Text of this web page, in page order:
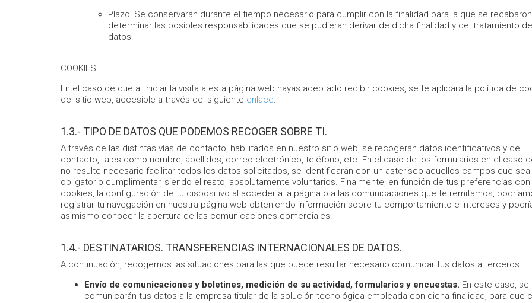
Plazo: Se conservarán durante el tiempo necesario para cumplir con la finalidad para la que se
determinar las posibles responsabilidades que se pudieran derivar de dicha finalidad y del tratamiento
datos.
COOKIES
En el caso de que al iniciar la visita a esta página web hayas aceptado recibir cookies, se te aplicará la política de
del sitio web, accesible a través del siguiente enlace.
1.3.- TIPO DE DATOS QUE PODEMOS RECOGER SOBRE TI.
A través de las distintas vías de contacto, habilitados en nuestro sitio web, se recogerán datos identificativos y de
contacto, tales como nombre, apellidos, correo electrónico, teléfono, etc. En el caso de los formularios en el caso
no resulte necesario facilitar todos los datos solicitados, se identificarán con un asterisco aquellos campos que sea
obligatorio cumplimentar, siendo el resto, absolutamente voluntarios. Finalmente, en función de tus preferencias con
cookies, la configuración de tu dispositivo al acceder a la página o a las comunicaciones que te remitamos,
registrar tu navegación en nuestra página web obteniendo información sobre tu comportamiento e intereses y
asimismo conocer la apertura de las comunicaciones comerciales.
1.4.- DESTINATARIOS. TRANSFERENCIAS INTERNACIONALES DE DATOS.
A continuación, recogemos las situaciones para las que puede resultar necesario comunicar tus datos a terceros:
Envío de comunicaciones y boletines, medición de su actividad, formularios y encuestas. En este caso, se
comunicarán tus datos a la empresa titular de la solución tecnológica empleada con dicha finalidad, para que